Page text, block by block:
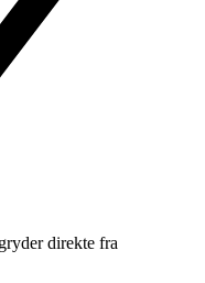
direkte fra